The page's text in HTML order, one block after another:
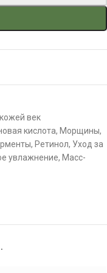
век
кислота, Морщины,
, Ретинол, Уход за
увлажнение, Масс-